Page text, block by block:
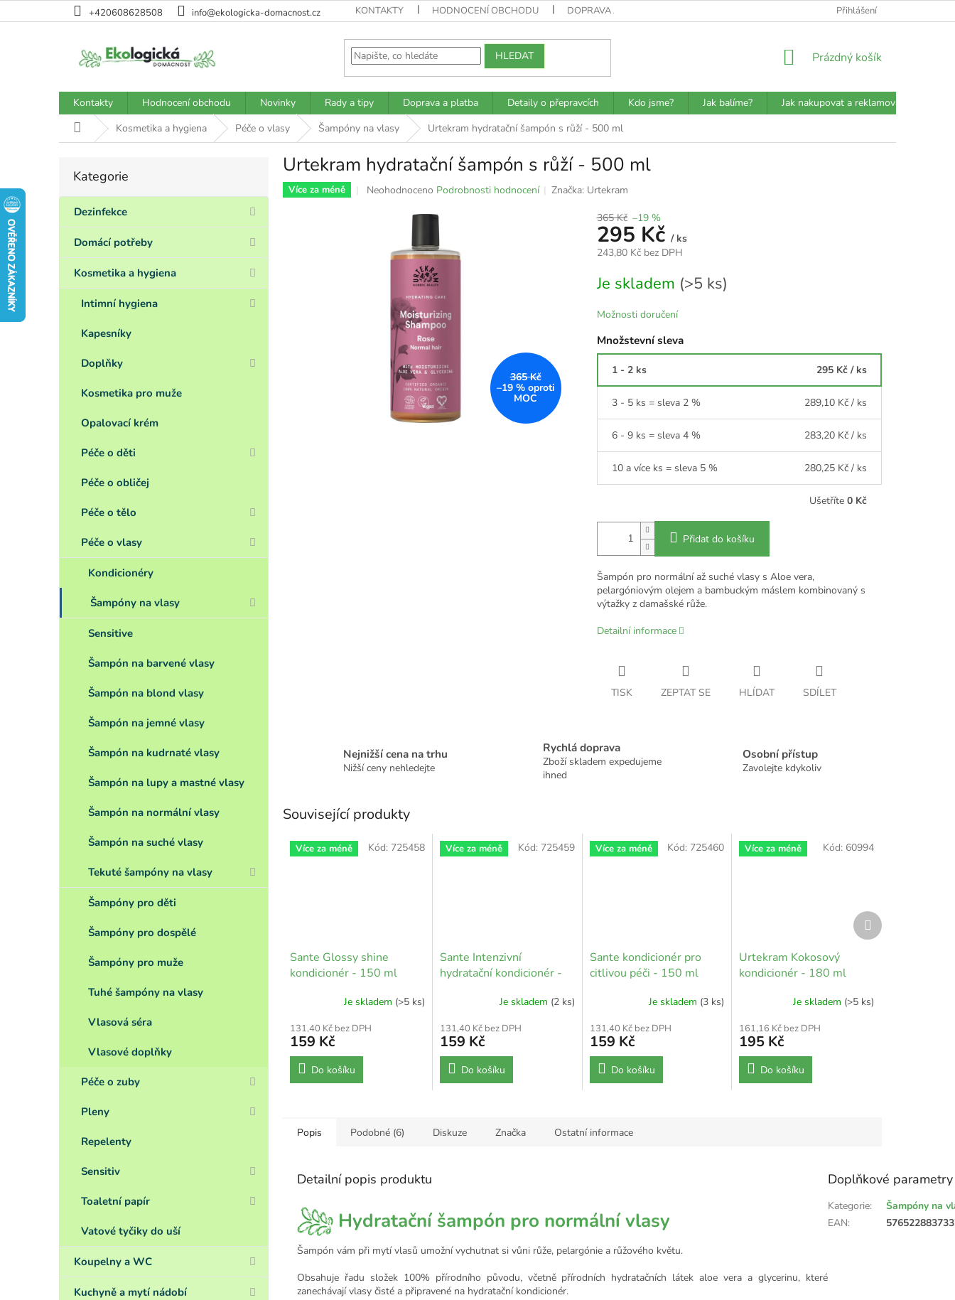
na
+420608628508 info@ekologicka-domacnost.cz KONTAKTY HODNOCENÍ OBCHODU DOPRAVA A PLATBA JAK BALÍME?
Přihlášení
HLEDAT
NÁKUPNÍ
Prázdný košík
Kontakty Hodnocení obchodu Novinky Rady a tipy Doprava a platba Detaily o přepravcích Kdo jsme? Jak balíme? Jak nakupovat a reklamovat?
Domů Kosmetika a hygiena Péče o vlasy Šampóny na vlasy Urtekram hydratační šampón s růží - 500 ml
s
r
n
í
Přeskočit
Kategorie
Dezinfekce
Domácí potřeby
Kosmetika a hygiena
Intimní hygiena
Kapesníky
Doplňky
Kosmetika pro muže
Opalovací krém
Péče o děti
Péče o obličej
Péče o tělo
Péče o vlasy
Kondicionéry
Šampóny na vlasy
Sensitive
Šampón na barvené vlasy
Šampón na blond vlasy
Šampón na jemné vlasy
Šampón na kudrnaté vlasy
Šampón na lupy a mastné vlasy
Šampón na normální vlasy
Šampón na suché vlasy
Tekuté šampóny na vlasy
Šampóny pro děti
Šampóny pro dospělé
Šampóny pro muže
Tuhé šampóny na vlasy
Vlasová séra
Vlasové doplňky
Péče o zuby
Pleny
Repelenty
Sensitiv
Toaletní papír
Vatové tyčiky do uší
Koupelny a WC
Kuchyně a mytí nádobí
Urtekram hydratační šampón s růží - 500 ml
Více za méně
Průměrné
Neohodnoceno Podrobnosti hodnocení Značka: Urtekram
365 Kč
–19 %
365 Kč –19 %
295 Kč / ks
243,80 Kč bez DPH
cena:
Je skladem (>5 ks)
Možnosti doručení
Množstevní sleva
1 - 2 ks 295 Kč / ks
3 - 5 ks = sleva 2 % 289,10 Kč / ks
6 - 9 ks = sleva 4 % 283,20 Kč / ks
10 a více ks = sleva 5 % 280,25 Kč / ks
Ušetříte 0 Kč
Přidat do košíku
Šampón pro normální až suché vlasy s Aloe vera,
pelargóniovým olejem a bambuckým máslem kombinovaný s
výtažky z damašské růže.
Detailní informace
TISK ZEPTAT SE HLÍDAT SDÍLET
Nejnižší cena na trhu
Nižší ceny nehledejte
Rychlá doprava
Zboží skladem expedujeme
ihned
Osobní přístup
Zavolejte kdykoliv
Související produkty
Více za méně
Sante Glossy shine
kondicionér - 150 ml
Je skladem (>5 ks)
131,40 Kč bez DPH
159 Kč
Do košíku
Kód: 725458 Více za méně
Sante Intenzivní
hydratační kondicionér -
Je skladem (2 ks)
131,40 Kč bez DPH
159 Kč
Do košíku
Kód: 725459 Více za méně
Sante kondicionér pro
citlivou péči - 150 ml
Je skladem (3 ks)
131,40 Kč bez DPH
159 Kč
Do košíku
Kód: 725460 Více za méně
Urtekram Kokosový
kondicionér - 180 ml
Je skladem (>5 ks)
161,16 Kč bez DPH
195 Kč
Do košíku
Kód: 60994
Další
produkt
Popis Podobné (6) Diskuze Značka Ostatní informace
Detailní popis produktu
Hydratační šampón pro normální vlasy
Šampón vám při mytí vlasů umožní vychutnat si vůni růže, pelargónie a růžového květu.
Obsahuje řadu složek 100% přírodního původu, včetně přírodních hydratačních látek aloe vera a glycerinu, které
zanechávají vlasy čisté a připravené na hydratační kondicionér.
Doplňkové parametry
Kategorie:
Šampóny na
EAN: